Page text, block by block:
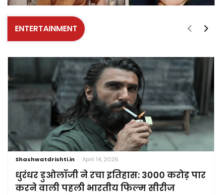
ENTERTAINMENT
Shashwatdrishti.in April 14, 2026
धुरंधर डुओलॉजी ने रचा इतिहास: 3000 करोड़ पार
करने वाली पहली भारतीय फिल्म सीरीज